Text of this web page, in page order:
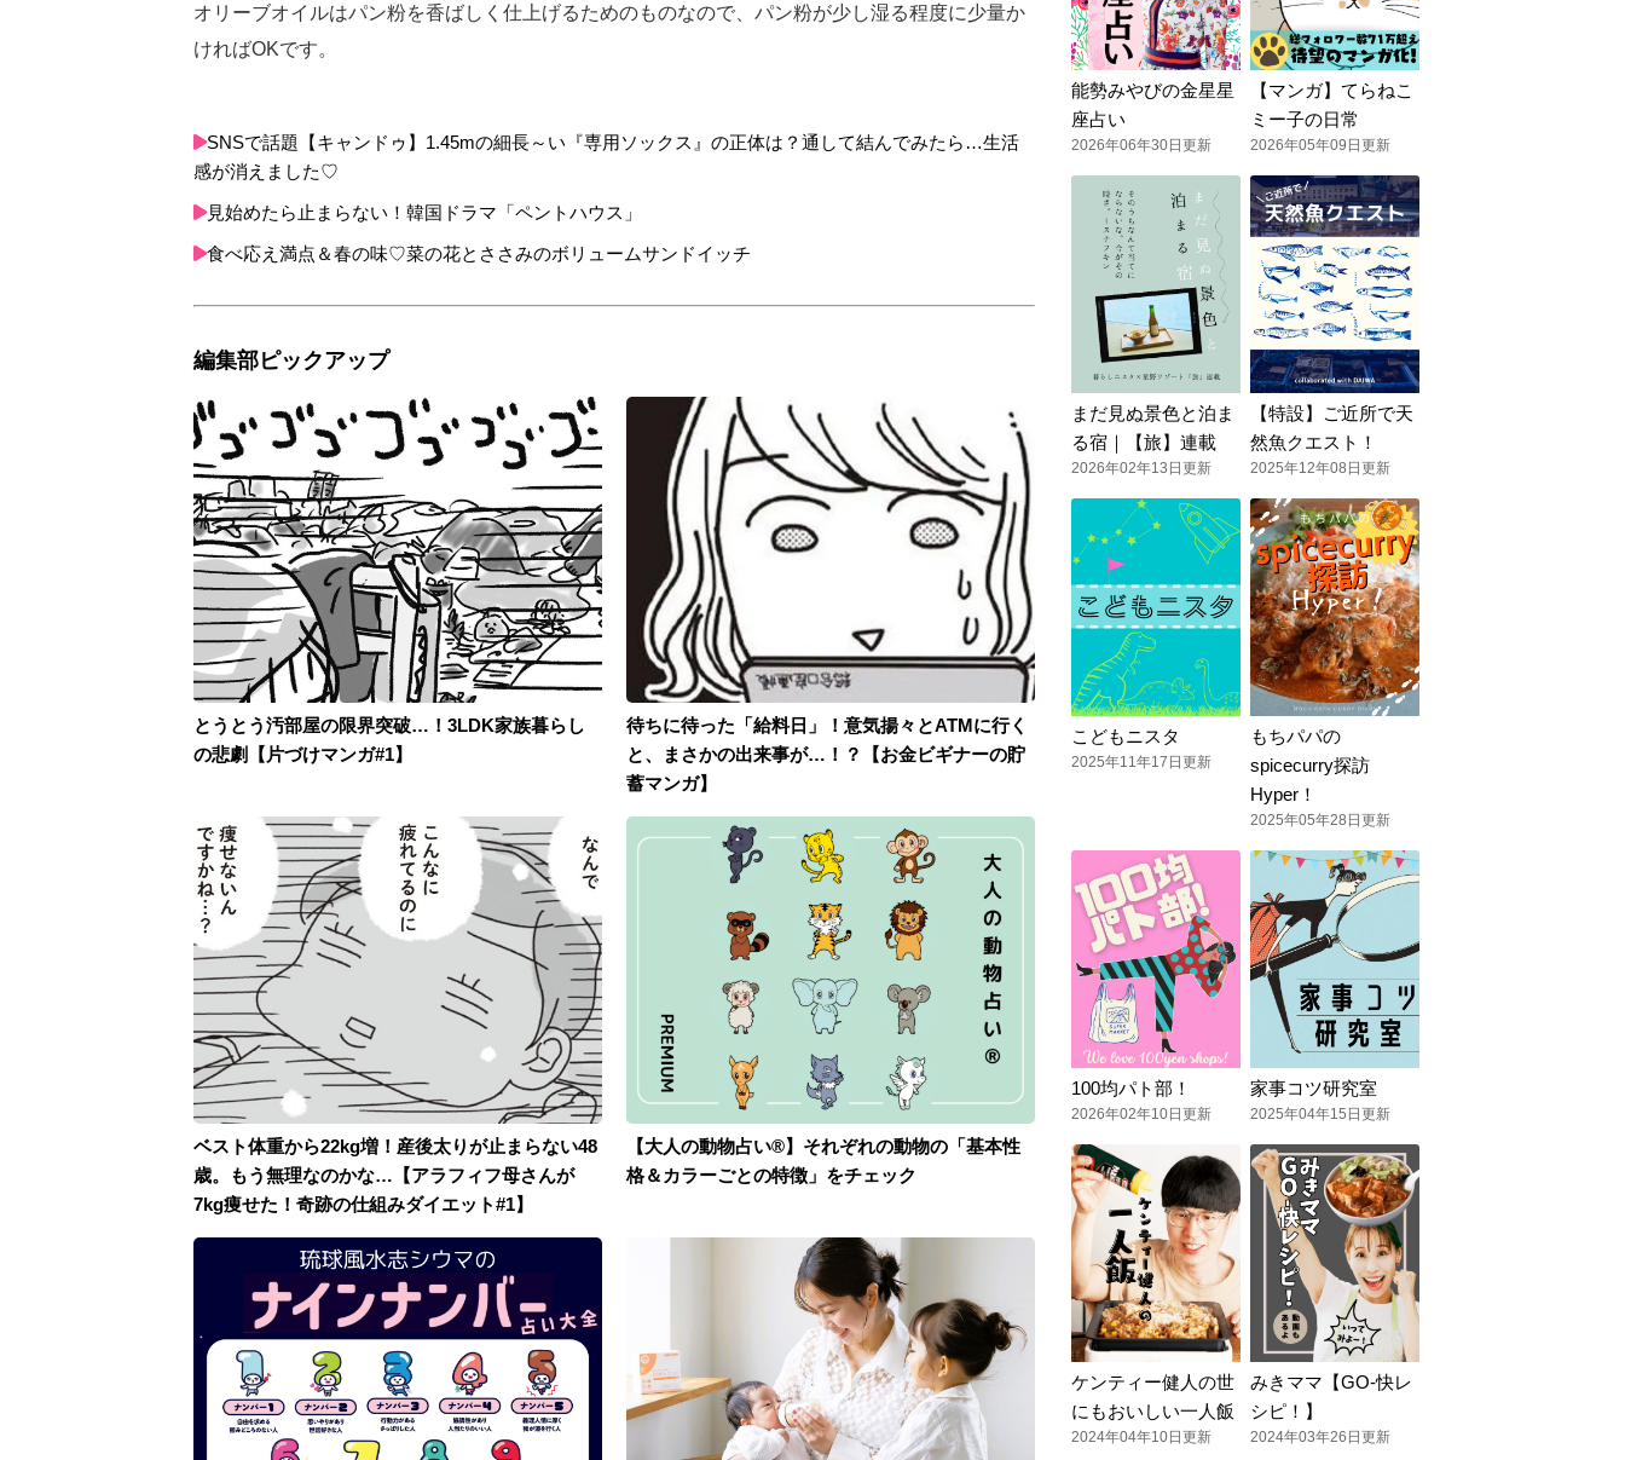
オリーブオイルはパン粉を香ばしく仕上げるためのものなので、パン粉が少し湿る程度に少量か
ければOKです。
SNSで話題【キャンドゥ】1.45mの細長～い『専用ソックス』の正体は？通して結んでみたら…生活
感が消えました♡
見始めたら止まらない！韓国ドラマ「ペントハウス」
食べ応え満点＆春の味♡菜の花とささみのボリュームサンドイッチ
編集部ピックアップ
とうとう汚部屋の限界突破…！3LDK家族暮らし
の悲劇【片づけマンガ#1】
待ちに待った「給料日」！意気揚々とATMに行く
と、まさかの出来事が…！？【お金ビギナーの貯
蓄マンガ】
ベスト体重から22kg増！産後太りが止まらない48
歳。もう無理なのかな…【アラフィフ母さんが
7kg痩せた！奇跡の仕組みダイエット#1】
【大人の動物占い®】それぞれの動物の「基本性
格＆カラーごとの特徴」をチェック
能勢みやびの金星星
座占い
2026年06年30日更新
【マンガ】てらねこ
ミー子の日常
2026年05年09日更新
まだ見ぬ景色と泊ま
る宿｜【旅】連載
2026年02年13日更新
【特設】ご近所で天
然魚クエスト！
2025年12年08日更新
こどもニスタ
2025年11年17日更新
もちパパの
spicecurry探訪
Hyper！
2025年05年28日更新
100均パト部！
2026年02年10日更新
家事コツ研究室
2025年04年15日更新
ケンティー健人の世
にもおいしい一人飯
2024年04年10日更新
みきママ【GO-快レ
シピ！】
2024年03年26日更新